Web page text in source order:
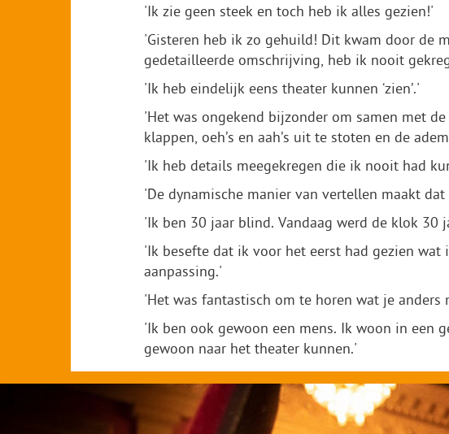
'Ik zie geen steek en toch heb ik alles gezien!'
'Gisteren heb ik zo gehuild! Dit kwam door de
gedetailleerde omschrijving, heb ik nooit
'Ik heb eindelijk eens theater kunnen ‘zien’.'
'Het was ongekend bijzonder om samen met
klappen, oeh’s en aah’s uit te stoten en de
'Ik heb details meegekregen die ik nooit had
'De dynamische manier van vertellen maakt
'Ik ben 30 jaar blind. Vandaag werd de klok 30
'Ik besefte dat ik voor het eerst had gezien
aanpassing.'
'Het was fantastisch om te horen wat je anders
'Ik ben ook gewoon een mens. Ik woon in een
gewoon naar het theater kunnen.'